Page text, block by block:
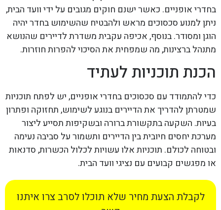
בחדרי אופניים. כאשר ישנם חוקים מגובים על ידי וועד הבית,
ניתן למנוע סכסוכים מראש ולהבטיח שהשימוש בחדר יהיה
הוגן ומסודר. בנוסף, אכיפה עקבית משדרת לדיירים שהנושא
מתנהל ברצינות, מה שמפחית את הסיכוי להפרות חוזרות.
הכנת תוכניות לעתיד
כדי להתמודד עם סכסוכים בחדרי אופניים, יש לפתח תוכניות
שמטרתן להדריך את הדיירים בנוגע לשימוש, תחזוקה ופתרון
בעיות. השקעה בתקשורת ברורה ובשקיפות תסייע ליצור
מערכת יחסים חיובית בין הדיירים ותשמור על סביבה נעימה
ובטוחה לכולם. תוכניות אלו עשויות לכלול הכשרות, סדנאות
או מפגשים קבועים עם נציגי וועד הבית.
לקבלת הצעת מחיר שלא תוכלו לסרב צרו איתנו